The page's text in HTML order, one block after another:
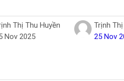
Thị Thu Huyền
Nov 2025
Trịnh
25 Nov